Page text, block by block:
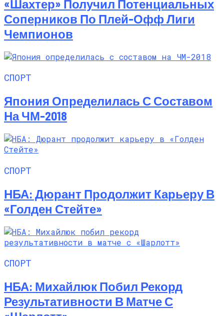
«Шахтер» Получил Потенциальных
Соперников По Плей-Офф Лиги
Чемпионов
СПОРТ
Япония Определилась С Составом
На ЧМ-2018
СПОРТ
НБА: Дюрант Продолжит Карьеру В
«Голден Стейте»
СПОРТ
НБА: Михайлюк Побил Рекорд
Результативности В Матче С